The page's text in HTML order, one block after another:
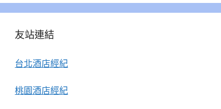
友站連結
台北酒店經紀
桃園酒店經紀